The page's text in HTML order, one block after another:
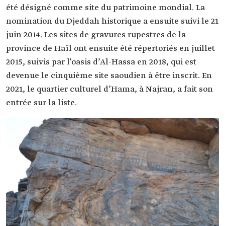
été désigné comme site du patrimoine mondial. La
nomination du Djeddah historique a ensuite suivi le 21
juin 2014. Les sites de gravures rupestres de la
province de Haïl ont ensuite été répertoriés en juillet
2015, suivis par l’oasis d’Al-Hassa en 2018, qui est
devenue le cinquième site saoudien à être inscrit. En
2021, le quartier culturel d’Hama, à Najran, a fait son
entrée sur la liste.